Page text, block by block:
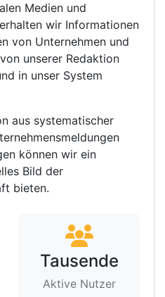
Medien und
wir Informationen
von Unternehmen und
unserer Redaktion
in unser System
aus systematischer
können wir ein
Bild der
bieten.
Tausende
Aktive Nutzer